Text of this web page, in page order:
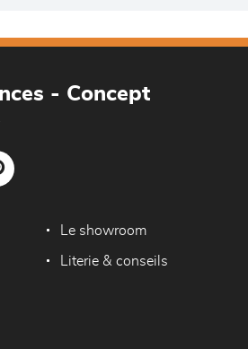
- Concept
Le showroom
Literie & conseils